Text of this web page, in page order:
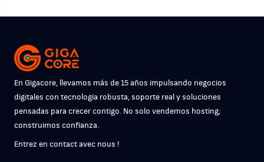
En Gigacore, llevamos más de 15 años impulsando negocios
digitales con tecnología robusta, soporte real y soluciones
pensadas para crecer contigo. No solo vendemos hosting;
construimos confianza.
Entrez en contact avec nous !